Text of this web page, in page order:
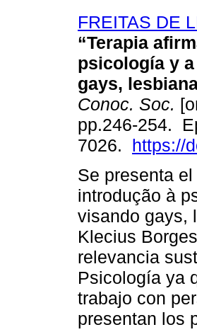
FREITAS DE
“Terapia
psicología y
gays,
Conoc. Soc.
pp.246-254.
7026. https://
Se presenta
introdução à
visando gays,
Klecius
relevancia
Psicología ya
trabajo con
presentan los